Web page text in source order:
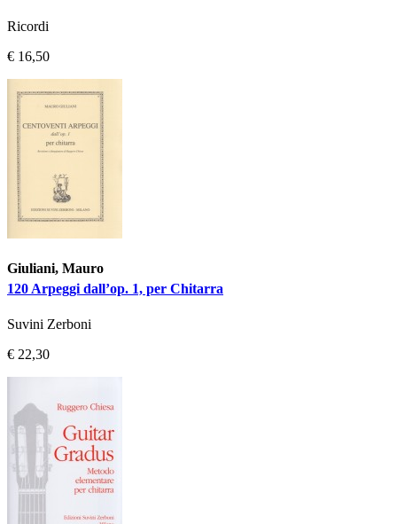
Ricordi
€ 16,50
Giuliani, Mauro
120 Arpeggi dall’op. 1, per Chitarra
Suvini Zerboni
€ 22,30